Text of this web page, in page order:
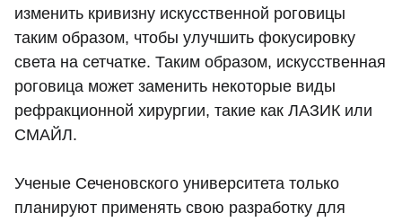
изменить кривизну искусственной роговицы
таким образом, чтобы улучшить фокусировку
света на сетчатке. Таким образом, искусственная
роговица может заменить некоторые виды
рефракционной хирургии, такие как ЛАЗИК или
СМАЙЛ.
Ученые Сеченовского университета только
планируют применять свою разработку для